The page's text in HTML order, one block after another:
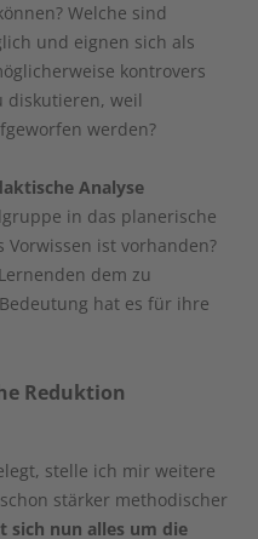
Welche sind
und eignen sich als
kontrovers
diskutieren, weil
werden?
Analyse
in das planerische
Vorwissen ist vorhanden?
dem zu
hat es für ihre
Reduktion
stelle ich mir weitere
stärker methodischer
sich nun alles um die